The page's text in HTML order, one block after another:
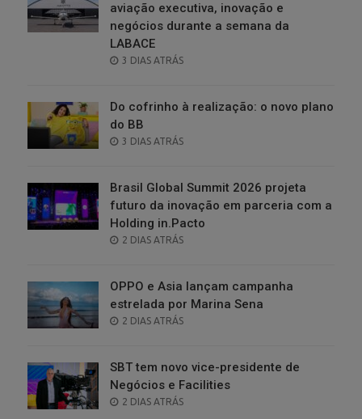
aviação executiva, inovação e
negócios durante a semana da
LABACE
POSTED
3 DIAS ATRÁS
Do cofrinho à realização: o novo plano
do BB
POSTED
3 DIAS ATRÁS
Brasil Global Summit 2026 projeta
futuro da inovação em parceria com a
Holding in.Pacto
POSTED
2 DIAS ATRÁS
OPPO e Asia lançam campanha
estrelada por Marina Sena
POSTED
2 DIAS ATRÁS
SBT tem novo vice-presidente de
Negócios e Facilities
POSTED
2 DIAS ATRÁS